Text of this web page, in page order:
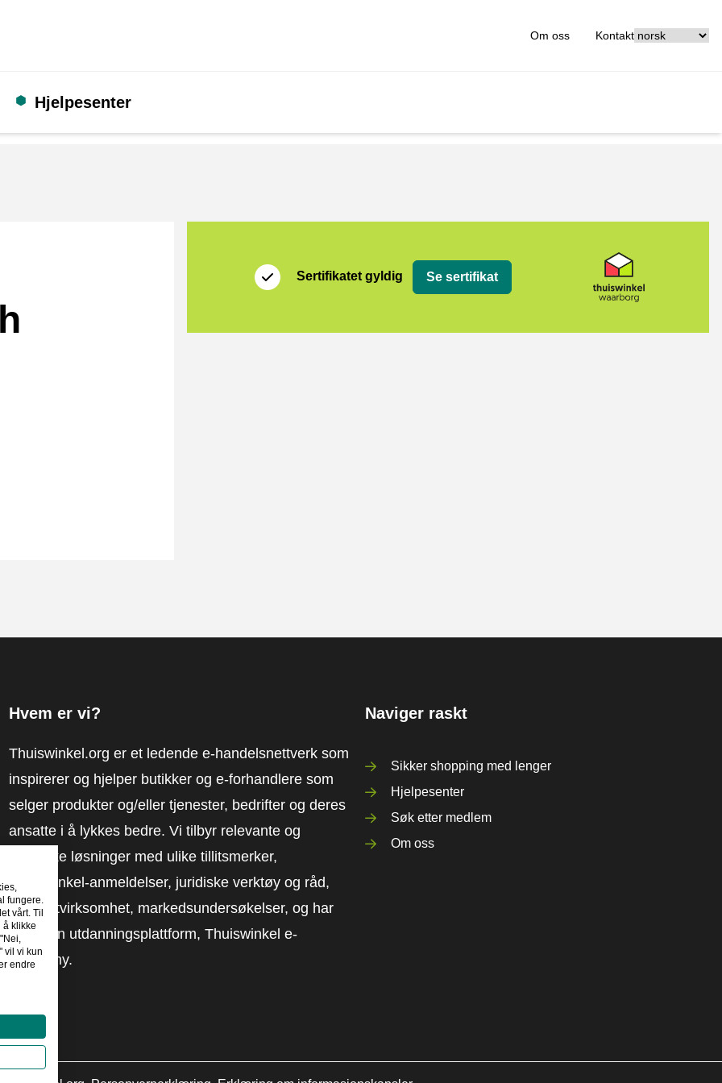
Om oss Kontakt
Hjelpesenter
Sertifikatet gyldig Se sertifikat
Hvem er vi?
Thuiswinkel.org er et ledende e-handelsnettverk som
inspirerer og hjelper butikker og e-forhandlere som
selger produkter og/eller tjenester, bedrifter og deres
ansatte i å lykkes bedre. Vi tilbyr relevante og
praktiske løsninger med ulike tillitsmerker,
Thuiswinkel-anmeldelser, juridiske verktøy og råd,
advokatvirksomhet, markedsundersøkelser, og har
vår egen utdanningsplattform, Thuiswinkel e-
Academy.
Naviger raskt
Sikker shopping med lenger
Hjelpesenter
Søk etter medlem
Om oss
fungere.
vårt. Til
å klikke
vil vi kun
endre